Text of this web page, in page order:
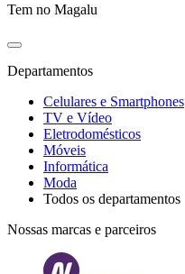
Tem no Magalu
Departamentos
Celulares e Smartphones
TV e Vídeo
Eletrodomésticos
Móveis
Informática
Moda
Todos os departamentos
Nossas marcas e parceiros